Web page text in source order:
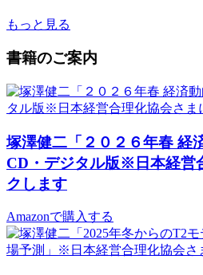
もっと見る
書籍のご案内
塚澤健二「２０２６年春 経
CD・デジタル版※日本経営
クします
Amazonで購入する